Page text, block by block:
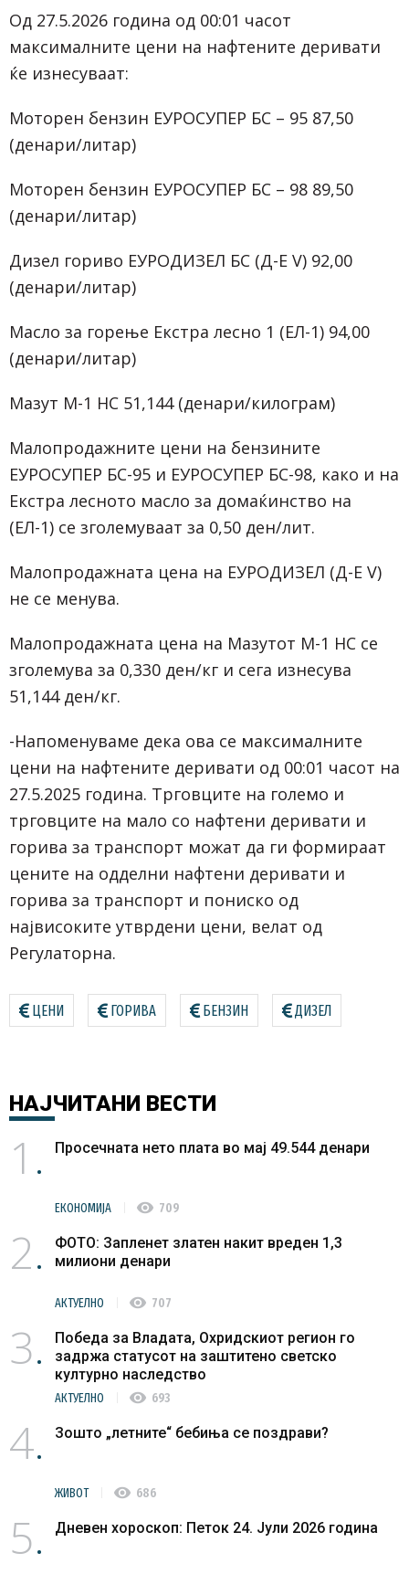
Од 27.5.2026 година од 00:01 часот
максималните цени на нафтените деривати
ќе изнесуваат:
Моторен бензин ЕУРОСУПЕР БС – 95 87,50
(денари/литар)
Моторен бензин ЕУРОСУПЕР БС – 98 89,50
(денари/литар)
Дизел гориво ЕУРОДИЗЕЛ БС (Д-Е V) 92,00
(денари/литар)
Масло за горење Екстра лесно 1 (ЕЛ-1) 94,00
(денари/литар)
Мазут М-1 НС 51,144 (денари/килограм)
Малопродажните цени на бензините
ЕУРОСУПЕР БС-95 и ЕУРОСУПЕР БС-98, како и на
Екстра лесното масло за домаќинство на
(ЕЛ-1) се зголемуваат за 0,50 ден/лит.
Малопродажната цена на ЕУРОДИЗЕЛ (Д-Е V)
не се менува.
Малопродажната цена на Мазутот М-1 НС се
зголемува за 0,330 ден/кг и сега изнесува
51,144 ден/кг.
-Напоменуваме дека ова се максималните
цени на нафтените деривати од 00:01 часот на
27.5.2025 година. Трговците на големо и
трговците на мало со нафтени деривати и
горива за транспорт можат да ги формираат
цените на одделни нафтени деривати и
горива за транспорт и пониско од
највисоките утврдени цени, велат од
Регулаторна.
ЦЕНИ ГОРИВА БЕНЗИН ДИЗЕЛ
НАЈЧИТАНИ ВЕСТИ
1 Просечната нето плата во мај 49.544 денари
ЕКОНОМИЈА visibility 709
2
ФОТО: Запленет златен накит вреден 1,3
милиони денари
АКТУЕЛНО visibility 707
3
Победа за Владата, Охридскиот регион го
задржа статусот на заштитено светско
културно наследство
АКТУЕЛНО visibility 693
4 Зошто „летните“ бебиња се поздрави?
ЖИВОТ visibility 686
5 Дневен хороскоп: Петок 24. Јули 2026 година